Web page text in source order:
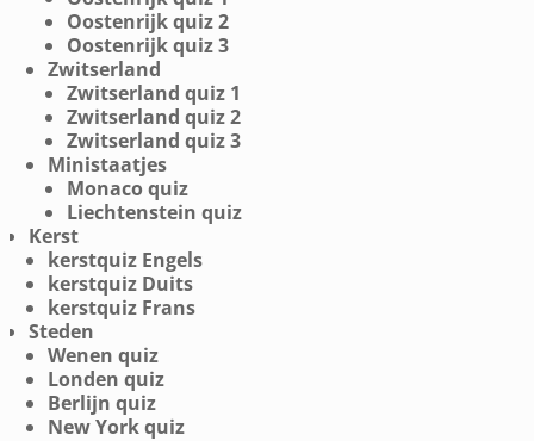
Oostenrijk quiz 2
Oostenrijk quiz 3
Zwitserland
Zwitserland quiz 1
Zwitserland quiz 2
Zwitserland quiz 3
Ministaatjes
Monaco quiz
Liechtenstein quiz
Kerst
kerstquiz Engels
kerstquiz Duits
kerstquiz Frans
Steden
Wenen quiz
Londen quiz
Berlijn quiz
New York quiz